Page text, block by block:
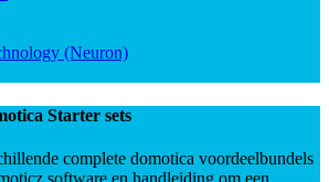
(Neuron)
Starter sets
complete domotica voordeelbundels
software en handleiding om een